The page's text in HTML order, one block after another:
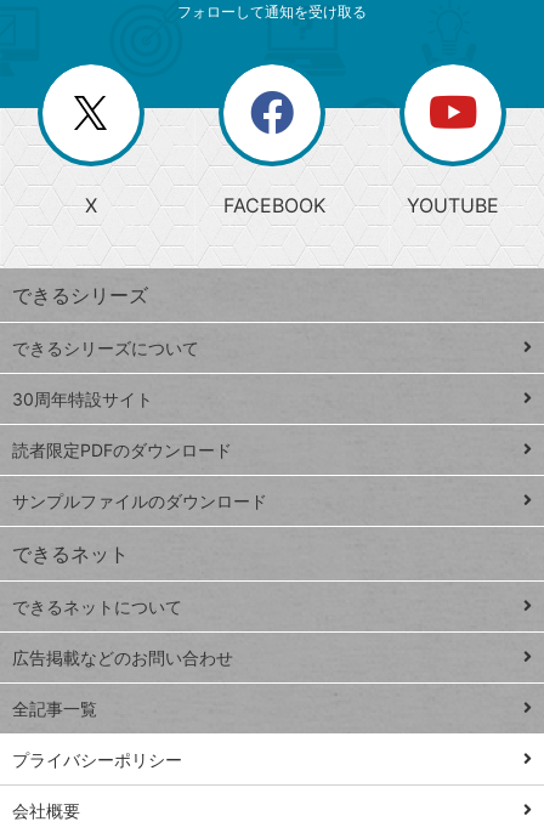
じ
る
search
検
索
上
昇
ワ
ー
ド
Google
スプレ
ッドシ
ート
iPhone
VLOOKUP
close
閉じ
る
閉
じ
る
ー
か
ら
探
す
ト
ッ
プ
ペ
ジ
連載
Excel Q&A
トイアンナ流仕
事術
PowerAutomate
ではじめる業務
の完全自動化
AI議事録作成術
フォローして通知を受け取る
X FACEBOOK YOUTUBE
できるシリーズ
できるシリーズについて
30周年特設サイト
読者限定PDFのダウンロード
サンプルファイルのダウンロード
できるネット
できるネットについて
広告掲載などのお問い合わせ
全記事一覧
プライバシーポリシー
会社概要